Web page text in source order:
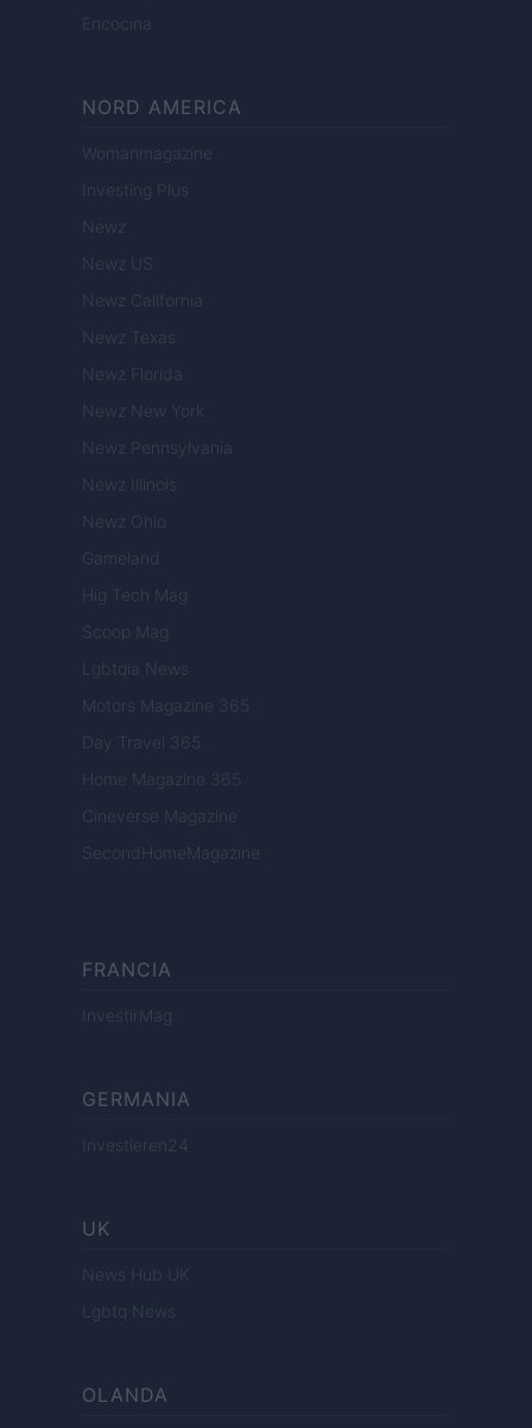
Encocina
NORD AMERICA
Womanmagazine
Investing Plus
Newz
Newz US
Newz California
Newz Texas
Newz Florida
Newz New York
Newz Pennsylvania
Newz Illinois
Newz Ohio
Gameland
Hig Tech Mag
Scoop Mag
Lgbtqia News
Motors Magazine 365
Day Travel 365
Home Magazine 365
Cineverse Magazine
SecondHomeMagazine
FRANCIA
InvestirMag
GERMANIA
Investieren24
UK
News Hub UK
Lgbtq News
OLANDA